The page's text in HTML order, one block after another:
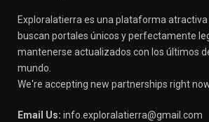
Exploralatierra es una plataforma
buscan portales únicos y perfectamente
mantenerse actualizados con los últimos
mundo.
We're accepting new partnerships right
Email Us: info.exploralatierra@gmail.com